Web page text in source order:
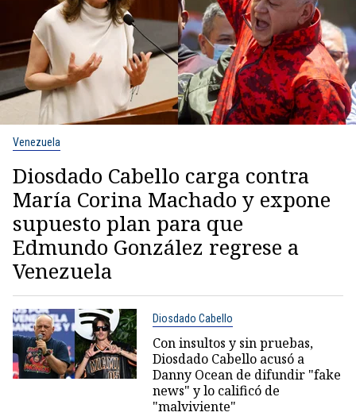
Venezuela
Diosdado Cabello carga contra
María Corina Machado y expone
supuesto plan para que
Edmundo González regrese a
Venezuela
Diosdado Cabello
Con insultos y sin pruebas,
Diosdado Cabello acusó a
Danny Ocean de difundir "fake
news" y lo calificó de
"malviviente"